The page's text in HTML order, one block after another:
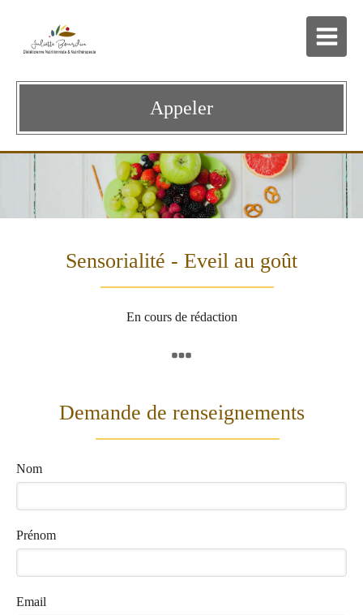
Appeler
Sensorialité - Eveil au goût
En cours de rédaction
Demande de renseignements
Nom
Prénom
Email